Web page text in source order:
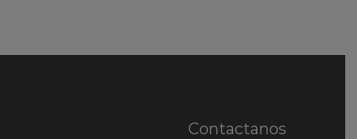
Contactanos